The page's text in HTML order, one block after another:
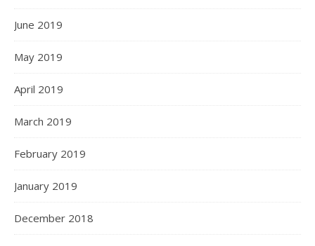
June 2019
May 2019
April 2019
March 2019
February 2019
January 2019
December 2018